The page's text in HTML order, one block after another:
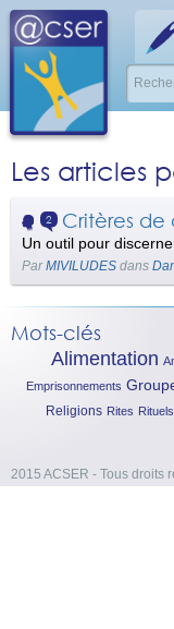
Les articles
2 Critères de
Un outil pour
ParMIVILUDES dans
Mots-clés
Alimentation
Emprisonnements
Religions Rites Rituels
2015 ACSER - Tous droits